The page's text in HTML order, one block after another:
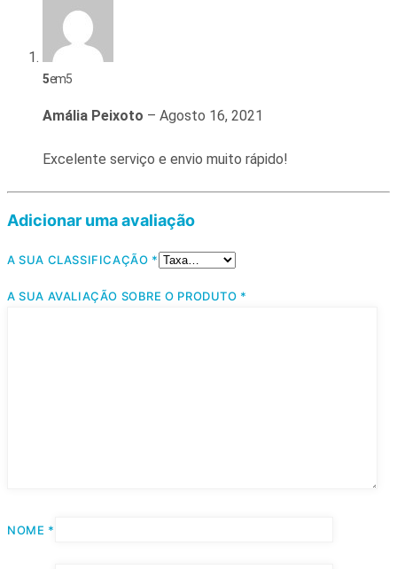
5em 5
Amália Peixoto – Agosto 16, 2021
Excelente serviço e envio muito rápido!
Adicionar uma avaliação
A SUA CLASSIFICAÇÃO *
A SUA AVALIAÇÃO SOBRE O PRODUTO *
NOME *